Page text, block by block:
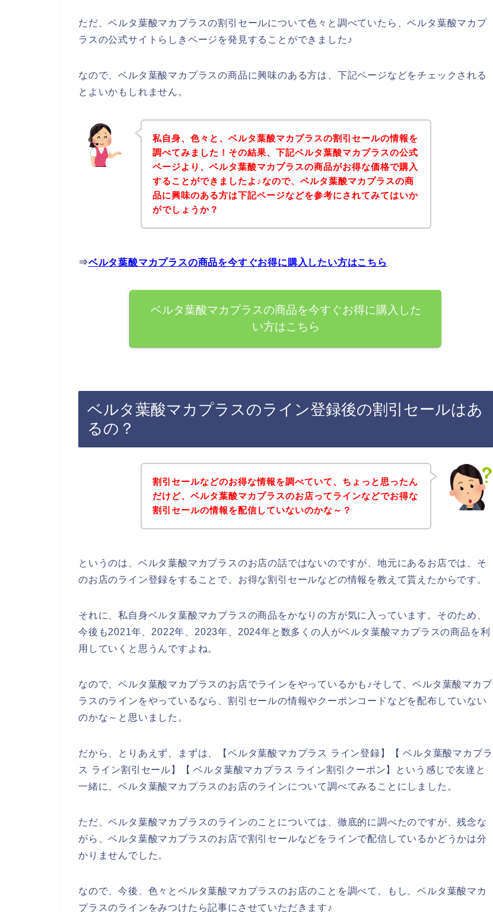
ただ、ベルタ葉酸マカプラスの割引セールについて色々と調べていたら、ベルタ葉酸マカプ
ラスの公式サイトらしきページを発見することができました♪
なので、ベルタ葉酸マカプラスの商品に興味のある方は、下記ページなどをチェックされる
とよいかもしれません。
私自身、色々と、ベルタ葉酸マカプラスの割引セールの情報を
調べてみました！その結果、下記ベルタ葉酸マカプラスの公式
ページより、ベルタ葉酸マカプラスの商品がお得な価格で購入
することができましたよ♪なので、ベルタ葉酸マカプラスの商
品に興味のある方は下記ページなどを参考にされてみてはいか
がでしょうか？
⇒ベルタ葉酸マカプラスの商品を今すぐお得に購入したい方はこちら
ベルタ葉酸マカプラスの商品を今すぐお得に購入した
い方はこちら
ベルタ葉酸マカプラスのライン登録後の割引セールはあ
るの？
割引セールなどのお得な情報を調べていて、ちょっと思ったん
だけど、ベルタ葉酸マカプラスのお店ってラインなどでお得な
割引セールの情報を配信していないのかな～？
というのは、ベルタ葉酸マカプラスのお店の話ではないのですが、地元にあるお店では、そ
のお店のライン登録をすることで、お得な割引セールなどの情報を教えて貰えたからです。
それに、私自身ベルタ葉酸マカプラスの商品をかなりの方が気に入っています。そのため、
今後も2021年、2022年、2023年、2024年と数多くの人がベルタ葉酸マカプラスの商品を利
用していくと思うんですよね。
なので、ベルタ葉酸マカプラスのお店でラインをやっているかも♪そして、ベルタ葉酸マカプ
ラスのラインをやっているなら、割引セールの情報やクーポンコードなどを配布していない
のかな～と思いました。
だから、とりあえず、まずは、【ベルタ葉酸マカプラス ライン登録】【 ベルタ葉酸マカプラ
ス ライン割引セール】【 ベルタ葉酸マカプラス ライン割引クーポン】という感じで友達と
一緒に、ベルタ葉酸マカプラスのお店のラインについて調べてみることにしました。
ただ、ベルタ葉酸マカプラスのラインのことについては、徹底的に調べたのですが、残念な
がら、ベルタ葉酸マカプラスのお店で割引セールなどをラインで配信しているかどうかは分
かりませんでした。
なので、今後、色々とベルタ葉酸マカプラスのお店のことを調べて、もし、ベルタ葉酸マカ
プラスのラインをみつけたら記事にさせていただきます♪